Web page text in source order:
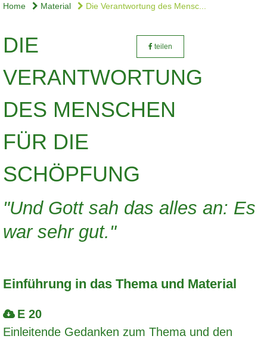
Home Material Die Verantwortung des Mensc...
DIE
VERANTWORTUNG
DES MENSCHEN
FÜR DIE
SCHÖPFUNG
teilen
"Und Gott sah das alles an: Es
war sehr gut."
Einführung in das Thema und Material
E 20
Einleitende Gedanken zum Thema und den